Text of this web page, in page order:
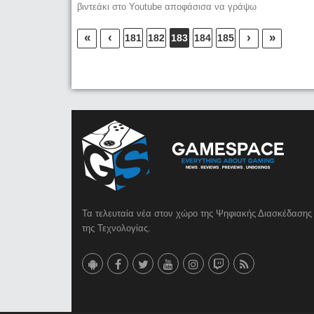
βιντεάκι στο Youtube αποφάσισα να γράψω
« ‹ 181 182 183 184 185 › »
Τα τελευταία νέα στον χώρο της Ψηφιακής Διασκέδασης
της Τεχνολογίας.